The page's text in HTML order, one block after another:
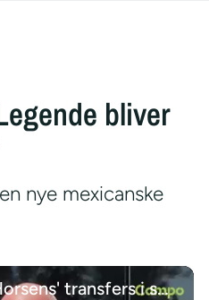
bliver
nye mexicanske
Esben Hansen om Horsens' transfers i sommeren 2026